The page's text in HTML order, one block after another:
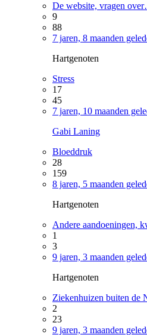
De website, vragen
9
88
7 jaren, 8 maanden
Hartgenoten
Stress
17
45
7 jaren, 10 maanden
Gabi Laning
Bloeddruk
28
159
8 jaren, 5 maanden
Hartgenoten
Andere aandoeningen,
1
3
9 jaren, 3 maanden
Hartgenoten
Ziekenhuizen buiten de
2
23
9 jaren, 3 maanden